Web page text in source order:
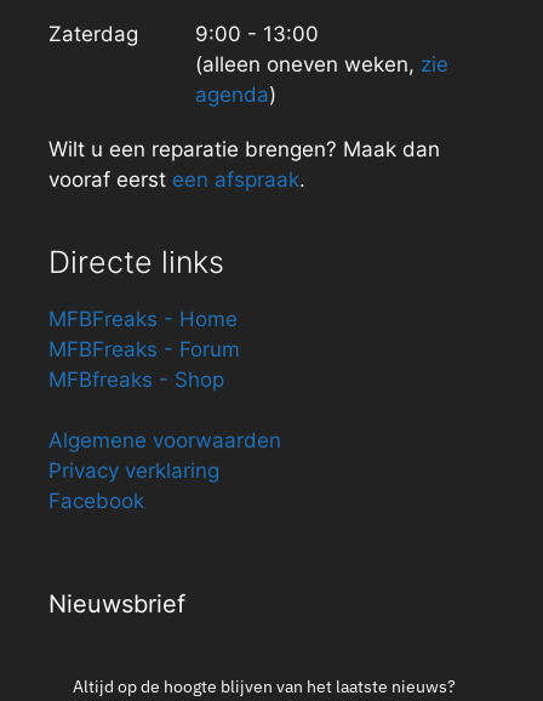
Zaterdag
9:00 - 13:00
(alleen oneven weken, zie
agenda)
Wilt u een reparatie brengen? Maak dan
vooraf eerst een afspraak.
Directe links
MFBFreaks - Home
MFBFreaks - Forum
MFBfreaks - Shop
Algemene voorwaarden
Privacy verklaring
Facebook
Nieuwsbrief
Altijd op de hoogte blijven van het laatste nieuws?